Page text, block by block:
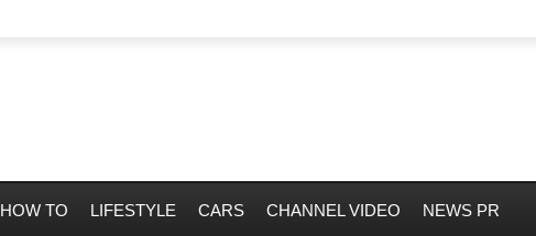
HOW TO LIFESTYLE CARS CHANNEL VIDEO NEWS PR